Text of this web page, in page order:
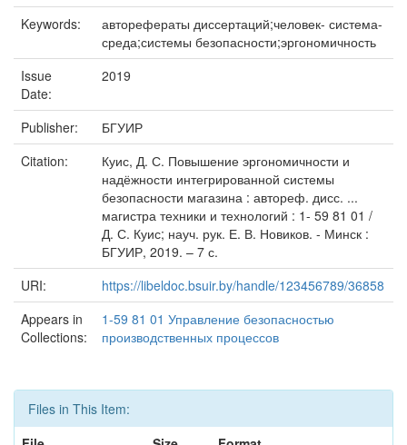
Keywords:
авторефераты диссертаций;человек- система-
среда;системы безопасности;эргономичность
Issue
Date:
2019
Publisher:
БГУИР
Citation:
Куис, Д. С. Повышение эргономичности и
надёжности интегрированной системы
безопасности магазина : автореф. дисс. ...
магистра техники и технологий : 1- 59 81 01 /
Д. С. Куис; науч. рук. Е. В. Новиков. - Минск :
БГУИР, 2019. – 7 с.
URI:
https://libeldoc.bsuir.by/handle/123456789/36858
Appears in
Collections:
1-59 81 01 Управление безопасностью
производственных процессов
Files in This Item: